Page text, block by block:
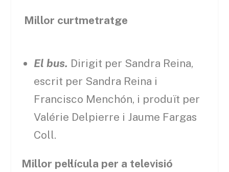
Millor curtmetratge
El bus. Dirigit per Sandra Reina,
escrit per Sandra Reina i
Francisco Menchón, i produït per
Valérie Delpierre i Jaume Fargas
Coll.
Millor pel·lícula per a televisió